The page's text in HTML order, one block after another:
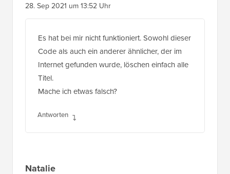
28. Sep 2021 um 13:52 Uhr
Es hat bei mir nicht funktioniert. Sowohl dieser
Code als auch ein anderer ähnlicher, der im
Internet gefunden wurde, löschen einfach alle
Titel.
Mache ich etwas falsch?
Antworten
Natalie